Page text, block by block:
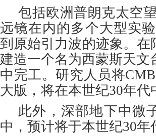
包括欧洲普朗克太空
远镜在内的多个大型实
到原始引力波的迹象。
建造一个名为西蒙斯天文
中完工。研究人员将
大版，将在本世纪30年代
此外，深部地下中微
中，预计将于本世纪30年